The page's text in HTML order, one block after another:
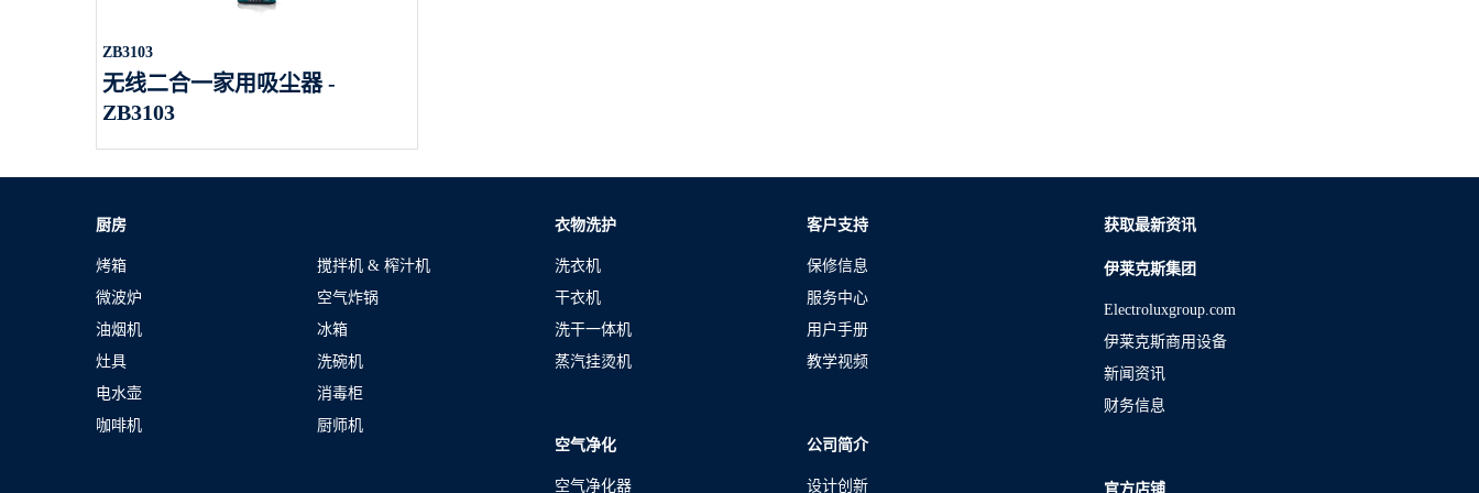
ZB3103
无线二合一家用吸尘器 -
ZB3103
厨房
烤箱
微波炉
油烟机
灶具
电水壶
咖啡机
搅拌机 & 榨汁机
空气炸锅
冰箱
洗碗机
消毒柜
厨师机
衣物洗护
洗衣机
干衣机
洗干一体机
蒸汽挂烫机
空气净化
空气净化器
客户支持
保修信息
服务中心
用户手册
教学视频
公司简介
设计创新
获取最新资讯
伊莱克斯集团
Electroluxgroup.com
伊莱克斯商用设备
新闻资讯
财务信息
官方店铺